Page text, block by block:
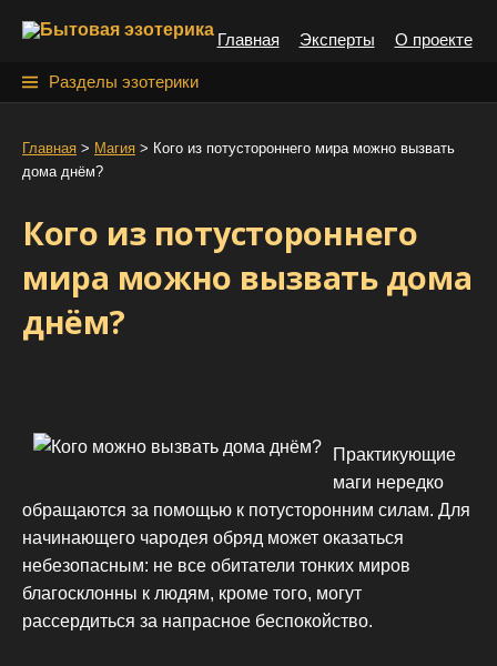
Главная Эксперты О проекте
Разделы эзотерики
й
Главная > Магия > Кого из потустороннего мира можно вызвать
дома днём?
Кого из потустороннего
мира можно вызвать дома
днём?
Практикующие
маги нередко
обращаются за помощью к потусторонним силам. Для
начинающего чародея обряд может оказаться
небезопасным: не все обитатели тонких миров
благосклонны к людям, кроме того, могут
рассердиться за напрасное беспокойство.